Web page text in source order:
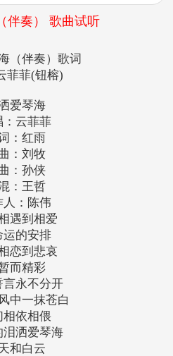
伴奏） 歌曲试听
（伴奏）歌词
菲菲(钮榕)
爱琴海
：云菲菲
：红雨
：刘牧
：孙侠
：王哲
人：陈伟
遇到相爱
运的安排
恋到悲哀
而精彩
言永不分开
中一抹苍白
相依相偎
泪洒爱琴海
和白云